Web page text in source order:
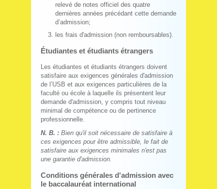
relevé de notes officiel des quatre
dernières années précédant cette demande
d’admission;
les frais d'admission (non remboursables).
Étudiantes et étudiants étrangers
Les étudiantes et étudiants étrangers doivent
satisfaire aux exigences générales d'admission
de l’USB et aux exigences particulières de la
faculté ou école à laquelle ils présentent leur
demande d'admission, y compris tout niveau
minimal de compétence ou de pertinence
professionnelle.
N. B. : Bien qu'il soit nécessaire de satisfaire à
ces exigences pour être admissible, le fait de
satisfaire aux exigences minimales n'est pas
une garantie d'admission.
Conditions générales d'admission avec
le baccalauréat international